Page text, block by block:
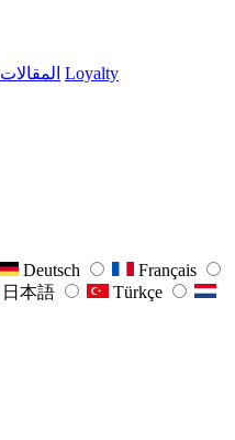
EA FC المقالات Loyalty
Deutsch
Français
日本語
Türkçe